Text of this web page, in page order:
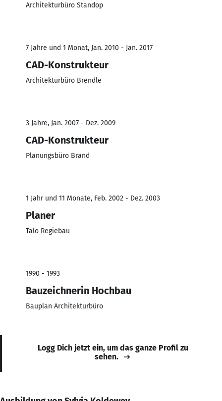
Architekturbüro Standop
7 Jahre und 1 Monat, Jan. 2010 - Jan. 2017
CAD-Konstrukteur
Architekturbüro Brendle
3 Jahre, Jan. 2007 - Dez. 2009
CAD-Konstrukteur
Planungsbüro Brand
1 Jahr und 11 Monate, Feb. 2002 - Dez. 2003
Planer
Talo Regiebau
1990 - 1993
Bauzeichnerin Hochbau
Bauplan Architekturbüro
Logg Dich jetzt ein, um das ganze Profil zu
sehen.